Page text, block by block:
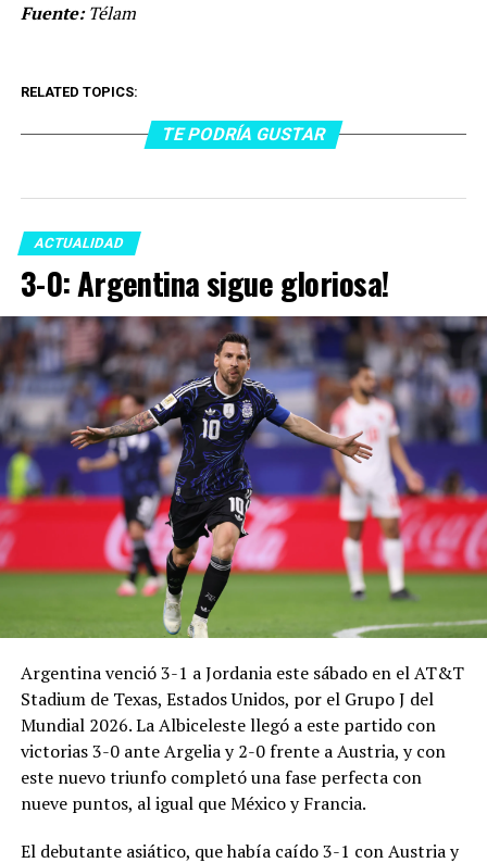
Fuente:Télam
RELATED TOPICS:
TE PODRÍA GUSTAR
ACTUALIDAD
3-0: Argentina sigue gloriosa!
Argentina venció 3-1 a Jordania este sábado en el AT&T
Stadium de Texas, Estados Unidos, por el Grupo J del
Mundial 2026. La Albiceleste llegó a este partido con
victorias 3-0 ante Argelia y 2-0 frente a Austria, y con
este nuevo triunfo completó una fase perfecta con
nueve puntos, al igual que México y Francia.
El debutante asiático, que había caído 3-1 con Austria y